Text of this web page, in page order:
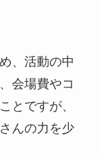
、活動の中
会場費やコ
とですが、
んの力を少